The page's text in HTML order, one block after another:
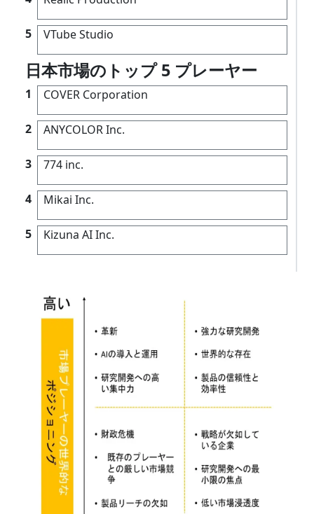
5 VTube Studio
日本市場のトップ 5 プレーヤー
1 COVER Corporation
2 ANYCOLOR Inc.
3 774 inc.
4 Mikai Inc.
5 Kizuna AI Inc.